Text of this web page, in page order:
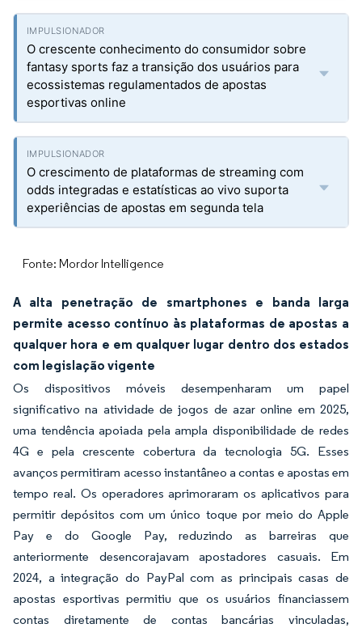
O crescente conhecimento do consumidor sobre
fantasy sports faz a transição dos usuários para
ecossistemas regulamentados de apostas
esportivas online
O crescimento de plataformas de streaming com
odds integradas e estatísticas ao vivo suporta
experiências de apostas em segunda tela
Fonte: Mordor Intelligence
A alta penetração de smartphones e banda larga
permite acesso contínuo às plataformas de apostas a
qualquer hora e em qualquer lugar dentro dos estados
com legislação vigente
Os dispositivos móveis desempenharam um papel
significativo na atividade de jogos de azar online em 2025,
uma tendência apoiada pela ampla disponibilidade de redes
4G e pela crescente cobertura da tecnologia 5G. Esses
avanços permitiram acesso instantâneo a contas e apostas em
tempo real. Os operadores aprimoraram os aplicativos para
permitir depósitos com um único toque por meio do Apple
Pay e do Google Pay, reduzindo as barreiras que
anteriormente desencorajavam apostadores casuais. Em
2024, a integração do PayPal com as principais casas de
apostas esportivas permitiu que os usuários financiassem
contas diretamente de contas bancárias vinculadas,